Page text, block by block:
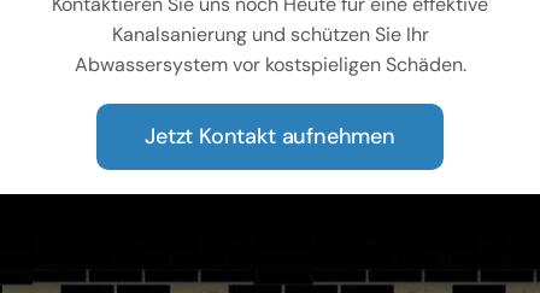
Kanalsanierung und schützen Sie Ihr
Abwassersystem vor kostspieligen Schäden.
Jetzt Kontakt aufnehmen